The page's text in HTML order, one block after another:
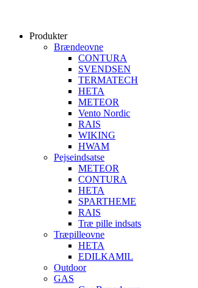
Produkter
Brændeovne
CONTURA
SVENDSEN
TERMATECH
HETA
METEOR
Vento Nordic
RAIS
WIKING
HWAM
Pejseindsatse
METEOR
CONTURA
HETA
SPARTHEME
RAIS
Træ pille indsats
Træpilleovne
HETA
EDILKAMIL
Outdoor
GAS